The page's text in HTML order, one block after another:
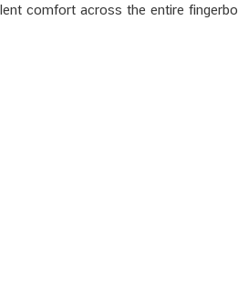
comfort across the entire